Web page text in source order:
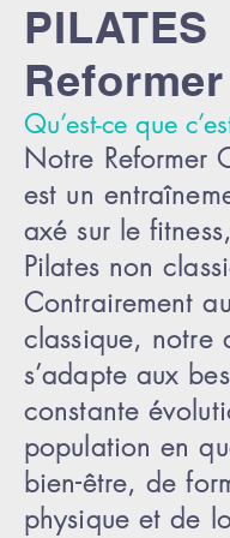
PILATES
Reformer
Qu’est-ce que
Notre Reformer
est un
axé sur le
Pilates non
Contrairement
classique, notre
s’adapte aux
constante
population en
bien-être, de
physique et de